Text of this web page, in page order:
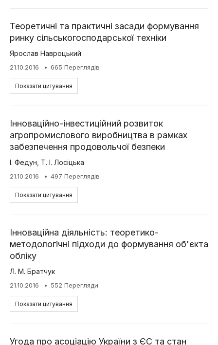
Теоретичні та практичні засади формування
ринку сільськогосподарської техніки
Ярослав Навроцький
21.10.2016 665 Переглядів
Показати цитування
Інноваційно-інвестиційний розвиток
агропромислового виробництва в рамках
забезпечення продовольчої безпеки
І. Федун Т. І. Лосіцька
21.10.2016 497 Переглядів
Показати цитування
Інноваційна діяльність: теоретико-
методологічні підходи до формування об'єкта
обліку
Л. М. Братчук
21.10.2016 552 Перегляди
Показати цитування
Угода про асоціацію України з ЄС та стан